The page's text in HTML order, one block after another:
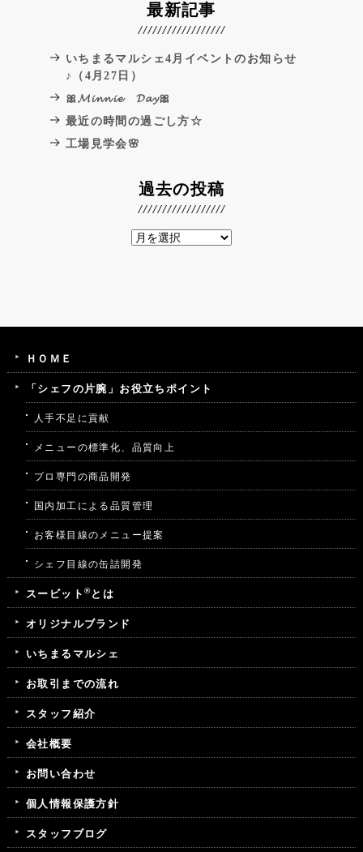
最新記事
いちまるマルシェ4月イベントのお知らせ
♪（4月27日）
🎀𝓜𝓲𝓷𝓷𝓲𝓮 𝓓𝓪𝔂🎀
最近の時間の過ごし方☆
工場見学会🌸
過去の投稿
ＨＯＭＥ
「シェフの片腕」お役立ちポイント
人手不足に貢献
メニューの標準化、品質向上
プロ専門の商品開発
国内加工による品質管理
お客様目線のメニュー提案
シェフ目線の缶詰開発
スービット ®とは
オリジナルブランド
いちまるマルシェ
お取引までの流れ
スタッフ紹介
会社概要
お問い合わせ
個人情報保護方針
スタッフブログ